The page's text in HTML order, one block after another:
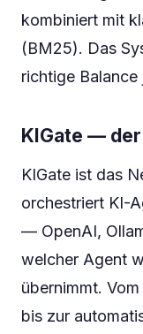
kombiniert mit
(BM25). Das
richtige
KIGate —
KIGate ist das
orchestriert KI-
— OpenAI,
welcher Agent
übernimmt.
bis zur